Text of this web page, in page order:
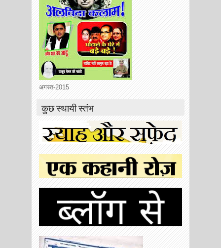
अगस्त-2015
कुछ स्थायी स्तंभ